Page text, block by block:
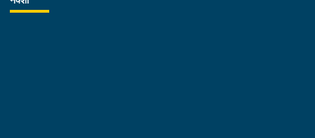
व्यवस्थित र प्रभावकारीरुपमा कार्यान्वयन गर्न निर्देशन दिनु भएको छ ।